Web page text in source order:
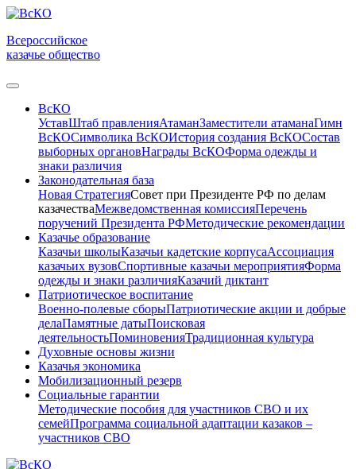
Всероссийское
казачье общество
ВсКО
УставШтаб правленияАтаманЗаместители атаманаГимн
ВсКОСимволика ВсКОИстория создания ВсКОСостав
выборных органовНаграды ВсКОФорма одежды и
знаки различия
Законодательная база
Новая СтратегияСовет при Президенте РФ по делам
казачестваМежведомственная комиссияПеречень
поручений Президента РФМетодические рекомендации
Казачье образование
Казачьи школыКазачьи кадетские корпусаАссоциация
казачьих вузовСпортивные казачьи мероприятияФорма
одежды и знаки различияКазачий диктант
Патриотическое воспитание
Военно-полевые сборыПатриотические акции и добрые
делаПамятные датыПоисковая
деятельностьПоминовенияТрадиционная культура
Духовные основы жизни
Казачья экономика
Мобилизационный резерв
Социальные гарантии
Методические пособия для участников СВО и их
семейПрограмма социальной адаптации казаков –
участников СВО